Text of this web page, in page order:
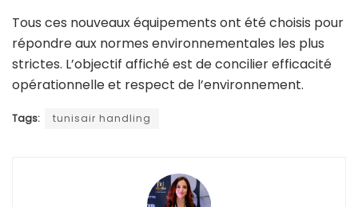
Tous ces nouveaux équipements ont été choisis pour
répondre aux normes environnementales les plus
strictes. L’objectif affiché est de concilier efficacité
opérationnelle et respect de l’environnement.
Tags: tunisair handling